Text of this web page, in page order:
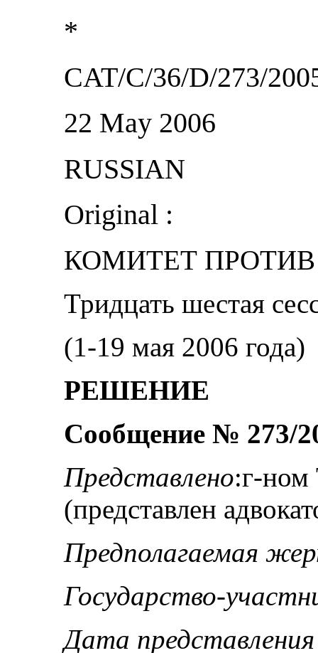
*
CAT/C/36/D/273/
22 May 2006
RUSSIAN
Original :
КОМИТЕТ
Тридцать шестая
(1-19 мая 2006 года)
РЕШЕНИЕ
Сообщение № 273/
Представлено:г-
(представлен
Предполагаемая
Государство-
Дата